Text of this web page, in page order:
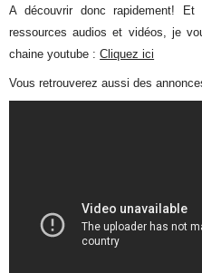
A découvrir donc rapidement!
ressources audios et vidéos, je
chaine youtube :Cliquez ici
Vous retrouverez aussi des